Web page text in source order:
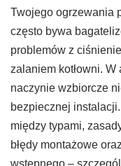
Twojego ogrzewania
często bywa
problemów z
zalaniem kotłowni.
naczynie wzbiorcze
bezpiecznej
między typami,
błędy montażowe
wstępnego –